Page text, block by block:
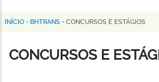
Horizonte
Trilha
de
INÍCIO - BHTRANS - CONCURSOS E ESTÁGIOS
CONCURSOS E